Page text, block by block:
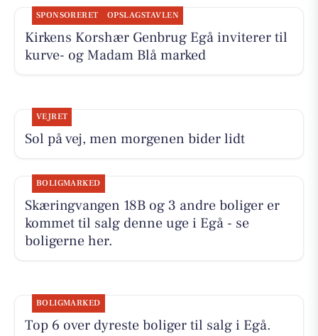
SPONSORERET OPSLAGSTAVLEN
Kirkens Korshær Genbrug Egå inviterer til
kurve- og Madam Blå marked
VEJRET
Sol på vej, men morgenen bider lidt
BOLIGMARKED
Skæringvangen 18B og 3 andre boliger er
kommet til salg denne uge i Egå - se
boligerne her.
BOLIGMARKED
Top 6 over dyreste boliger til salg i Egå.